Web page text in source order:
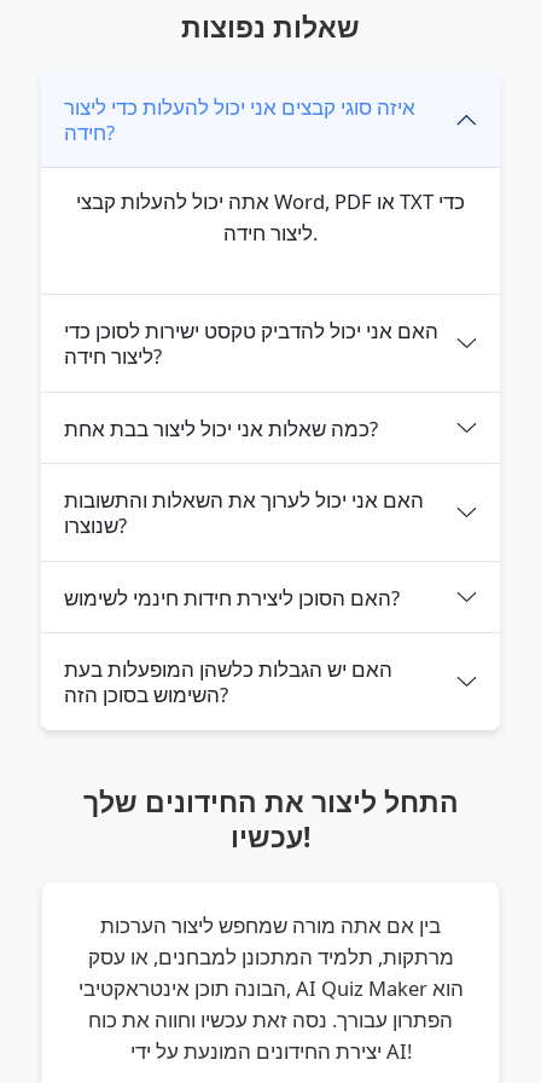
שאלות נפוצות
איזה סוגי קבצים אני יכול להעלות כדי ליצור
חידה?
אתה יכול להעלות קבצי Word, PDF או TXT כדי
ליצור חידה.
האם אני יכול להדביק טקסט ישירות לסוכן כדי
ליצור חידה?
כמה שאלות אני יכול ליצור בבת אחת?
האם אני יכול לערוך את השאלות והתשובות
שנוצרו?
האם הסוכן ליצירת חידות חינמי לשימוש?
האם יש הגבלות כלשהן המופעלות בעת
השימוש בסוכן הזה?
התחל ליצור את החידונים שלך
עכשיו!
בין אם אתה מורה שמחפש ליצור הערכות
מרתקות, תלמיד המתכונן למבחנים, או עסק
הבונה תוכן אינטראקטיבי, AI Quiz Maker הוא
הפתרון עבורך. נסה זאת עכשיו וחווה את כוח
יצירת החידונים המונעת על ידי AI!